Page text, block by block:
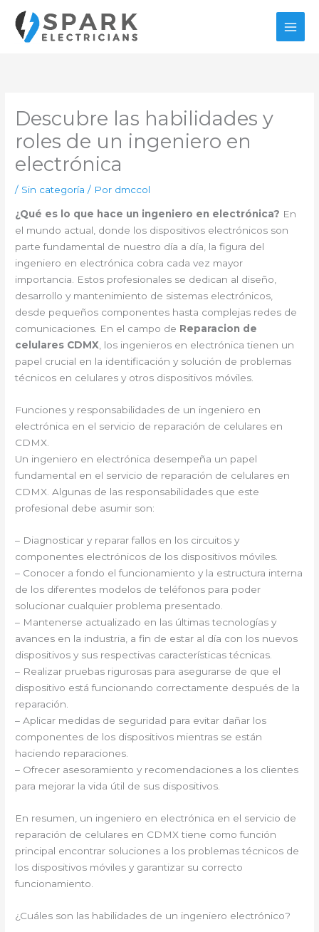
contenido
Descubre las habilidades y
roles de un ingeniero en
electrónica
/ Sin categoría / Por dmccol
¿Qué es lo que hace un ingeniero en electrónica? En
el mundo actual, donde los dispositivos electrónicos son
parte fundamental de nuestro día a día, la figura del
ingeniero en electrónica cobra cada vez mayor
importancia. Estos profesionales se dedican al diseño,
desarrollo y mantenimiento de sistemas electrónicos,
desde pequeños componentes hasta complejas redes de
comunicaciones. En el campo de Reparacion de
celulares CDMX, los ingenieros en electrónica tienen un
papel crucial en la identificación y solución de problemas
técnicos en celulares y otros dispositivos móviles.
Funciones y responsabilidades de un ingeniero en
electrónica en el servicio de reparación de celulares en
CDMX.
Un ingeniero en electrónica desempeña un papel
fundamental en el servicio de reparación de celulares en
CDMX. Algunas de las responsabilidades que este
profesional debe asumir son:
– Diagnosticar y reparar fallos en los circuitos y
componentes electrónicos de los dispositivos móviles.
– Conocer a fondo el funcionamiento y la estructura interna
de los diferentes modelos de teléfonos para poder
solucionar cualquier problema presentado.
– Mantenerse actualizado en las últimas tecnologías y
avances en la industria, a fin de estar al día con los nuevos
dispositivos y sus respectivas características técnicas.
– Realizar pruebas rigurosas para asegurarse de que el
dispositivo está funcionando correctamente después de la
reparación.
– Aplicar medidas de seguridad para evitar dañar los
componentes de los dispositivos mientras se están
haciendo reparaciones.
– Ofrecer asesoramiento y recomendaciones a los clientes
para mejorar la vida útil de sus dispositivos.
En resumen, un ingeniero en electrónica en el servicio de
reparación de celulares en CDMX tiene como función
principal encontrar soluciones a los problemas técnicos de
los dispositivos móviles y garantizar su correcto
funcionamiento.
¿Cuáles son las habilidades de un ingeniero electrónico?